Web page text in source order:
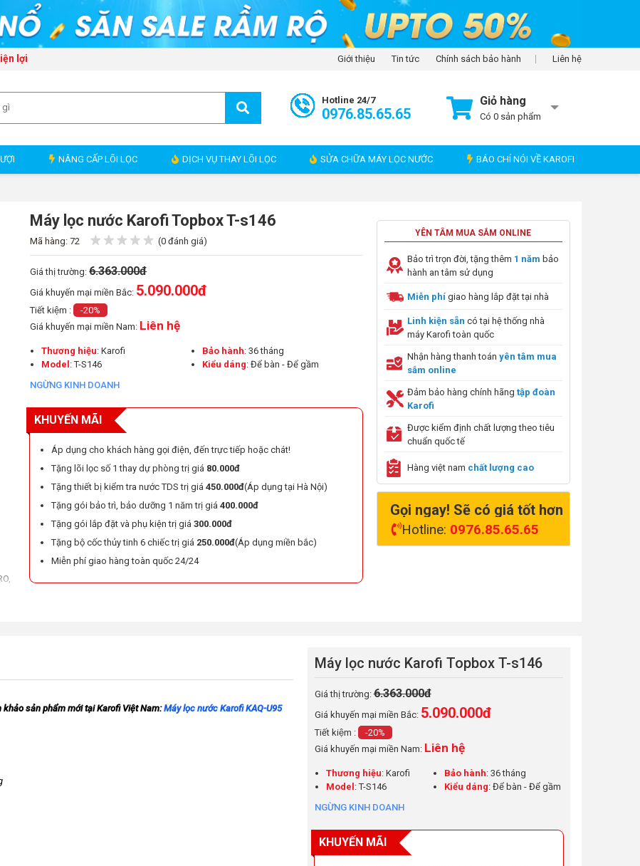
Giới thiệu Tin tức Chính sách bảo hành Liên hệ
lợi
Hotline 24/7
0976.85.65.65
Giỏ hàng
Có 0 sản phẩm
NÂNG CẤP LÕI LỌC DỊCH VỤ THAY LÕI LỌC SỬA CHỮA MÁY LỌC NƯỚC BÁO CHÍ NÓI VỀ KAROFI
Máy lọc nước Karofi Topbox T-s146
Mã hàng: 72 (0 đánh giá)
Giá thị trường:6.363.000đ
Giá khuyến mại miền Bắc: 5.090.000đ
Tiết kiệm :
-20%
Giá khuyến mại miền Nam: Liên hệ
Thương hiệu: Karofi Bảo hành: 36 tháng
Model: T-S146 Kiểu dáng: Để bàn - Để gầm
NGỪNG KINH DOANH
KHUYẾN MÃI
Áp dụng cho khách hàng gọi điện, đến trực tiếp hoặc chát!
Tặng lõi lọc số 1 thay dự phòng trị giá 80.000đ
Tặng thiết bị kiểm tra nước TDS trị giá450.000đ(Áp dụng tại Hà Nội)
Tặng gói bảo trì, bảo dưỡng 1 năm trị giá400.000đ
Tặng gói lắp đặt và phụ kiện trị giá300.000đ
Tặng bộ cốc thủy tinh 6 chiếc trị giá 250.000đ(Áp dụng miền bắc)
Miễn phí giao hàng toàn quốc 24/24
YÊN TÂM MUA SẮM ONLINE
Bảo trì trọn đời, tặng thêm 1 năm bảo
hành an tâm sử dụng
Miễn phígiao hàng lắp đặt tại nhà
Linh kiện sẵn có tại hệ thống nhà
máy Karofi toàn quốc
Nhận hàng thanh toán yên tâm mua
sắm online
Đảm bảo hàng chính hãng tập đoàn
Karofi
Được kiểm định chất lượng theo tiêu
chuẩn quốc tế
Hàng việt nam chất lượng cao
Gọi ngay! Sẽ có giá tốt hơn
Hotline: 0976.85.65.65
sản phẩm mới tại Karofi Việt Nam: Máy lọc nước Karofi KAQ-U95
Máy lọc nước Karofi Topbox T-s146
Giá thị trường:6.363.000đ
Giá khuyến mại miền Bắc: 5.090.000đ
Tiết kiệm :
-20%
Giá khuyến mại miền Nam: Liên hệ
Thương hiệu: Karofi Bảo hành: 36 tháng
Model : T-S146 Kiểu dáng: Để bàn - Để gầm
NGỪNG KINH DOANH
KHUYẾN MÃI